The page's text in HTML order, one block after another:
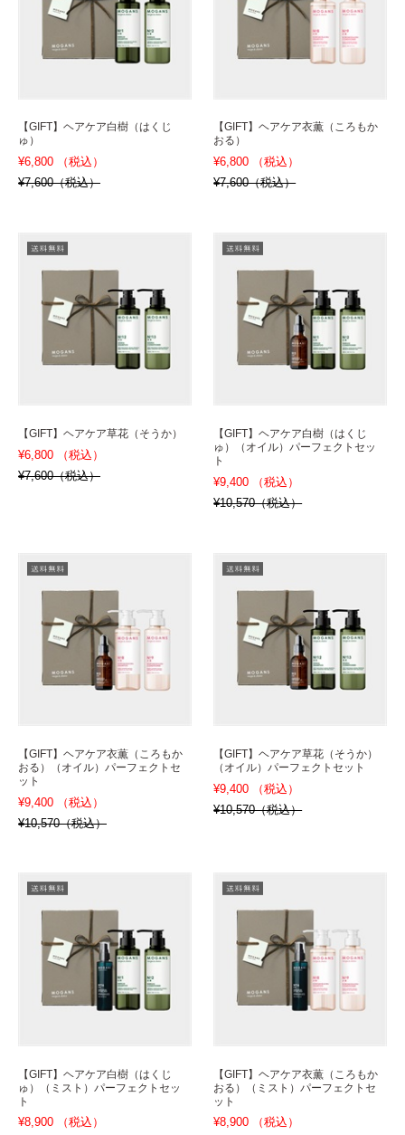
【GIFT】ヘアケア白樹（はくじ
ゅ）
¥6,800 （税込）
¥7,600（税込）
【GIFT】ヘアケア衣薫（ころもか
おる）
¥6,800 （税込）
¥7,600（税込）
【GIFT】ヘアケア草花（そうか）
¥6,800 （税込）
¥7,600（税込）
【GIFT】ヘアケア白樹（はくじ
ゅ）（オイル）パーフェクトセッ
ト
¥9,400 （税込）
¥10,570（税込）
【GIFT】ヘアケア衣薫（ころもか
おる）（オイル）パーフェクトセ
ット
¥9,400 （税込）
¥10,570（税込）
【GIFT】ヘアケア草花（そうか）
（オイル）パーフェクトセット
¥9,400 （税込）
¥10,570（税込）
【GIFT】ヘアケア白樹（はくじ
ゅ）（ミスト）パーフェクトセッ
ト
¥8,900 （税込）
【GIFT】ヘアケア衣薫（ころもか
おる）（ミスト）パーフェクトセ
ット
¥8,900 （税込）